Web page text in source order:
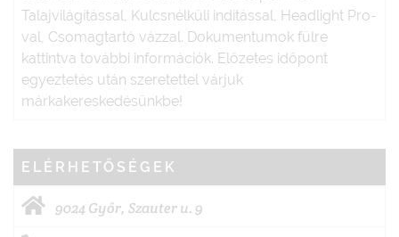
Talajvilágítással, Kulcsnélküli indítással, Headlight Pro-
val, Csomagtartó vázzal. Dokumentumok fülre
kattintva további információk. Előzetes időpont
egyeztetés után szeretettel várjuk
márkakereskedésünkbe!
ELÉRHETŐSÉGEK
9024 Győr, Szauter u. 9